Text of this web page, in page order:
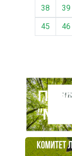
38
39
45
46